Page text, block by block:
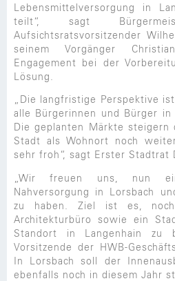
Lebensmittelversorgung in
teilt“, sagt
Aufsichtsratsvorsitzender
seinem Vorgänger
Engagement bei der
Lösung.
„Die langfristige Perspektive
alle Bürgerinnen und Bürger
Die geplanten Märkte
Stadt als Wohnort noch
sehr froh“, sagt Erster Stadtrat
„Wir freuen uns, nun
Nahversorgung in Lorsbach
zu haben. Ziel ist es,
Architekturbüro sowie ein
Standort in Langenhain zu
Vorsitzende der HWB-
In Lorsbach soll der
ebenfalls noch in diesem Jahr